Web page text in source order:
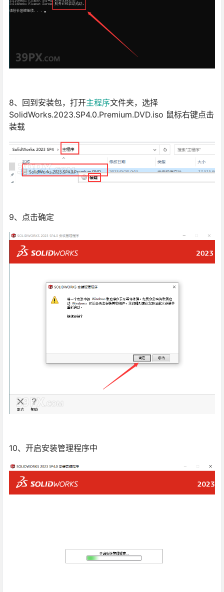
8、回到安装包，打开主程序文件夹，选择
SolidWorks.2023.SP4.0.Premium.DVD.iso 鼠标右键点击
装载
9、点击确定
10、开启安装管理程序中